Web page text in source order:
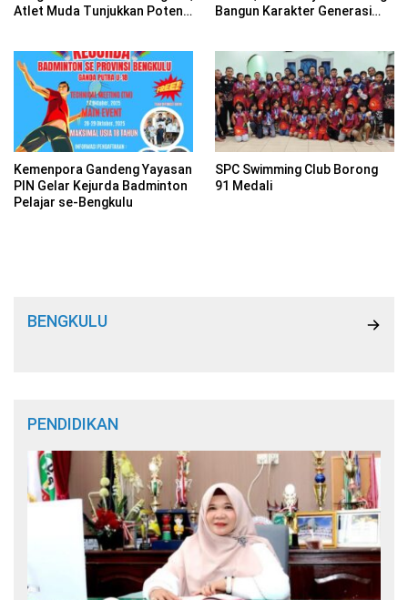
Atlet Muda Tunjukkan Potensi
Bangun Karakter Generasi
Kemenpora Gandeng Yayasan
PIN Gelar Kejurda Badminton
Pelajar se-Bengkulu
SPC Swimming Club Borong
91 Medali
BENGKULU
PENDIDIKAN